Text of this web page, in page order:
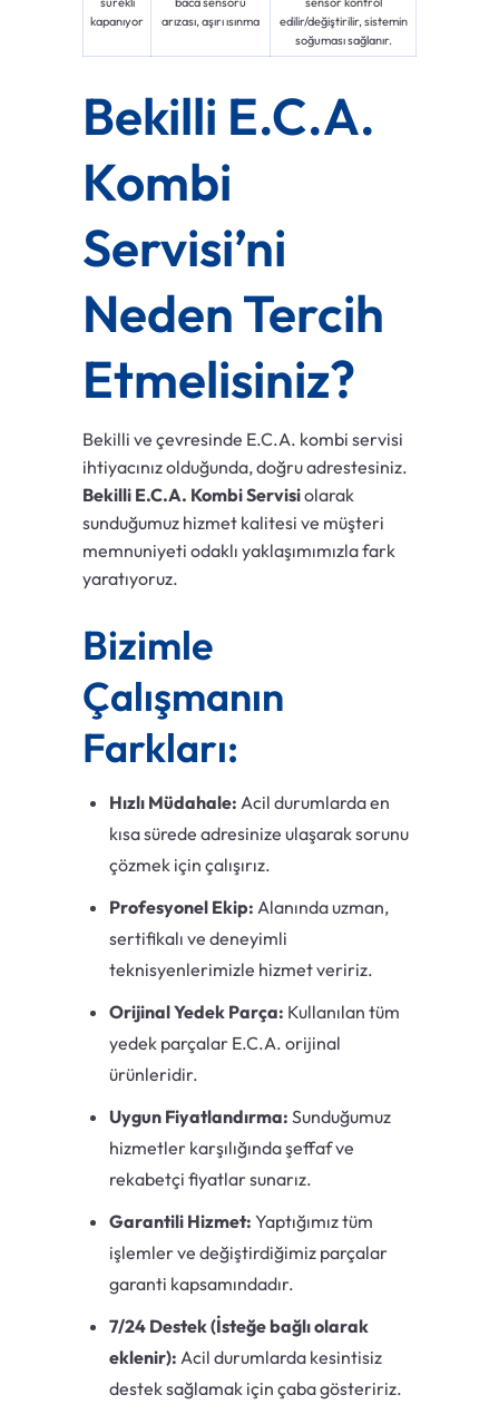
kapanıyor
arızası, aşırı ısınma
edilir/değiştirilir, sistemin
soğuması sağlanır.
Bekilli E.C.A.
Kombi
Servisi’ni
Neden Tercih
Etmelisiniz?
Bekilli ve çevresinde E.C.A. kombi servisi
ihtiyacınız olduğunda, doğru adrestesiniz.
Bekilli E.C.A. Kombi Servisiolarak
sunduğumuz hizmet kalitesi ve müşteri
memnuniyeti odaklı yaklaşımımızla fark
yaratıyoruz.
Bizimle
Çalışmanın
Farkları:
Hızlı Müdahale: Acil durumlarda en
kısa sürede adresinize ulaşarak sorunu
çözmek için çalışırız.
Profesyonel Ekip: Alanında uzman,
sertifikalı ve deneyimli
teknisyenlerimizle hizmet veririz.
Orijinal Yedek Parça: Kullanılan tüm
yedek parçalar E.C.A. orijinal
ürünleridir.
Uygun Fiyatlandırma: Sunduğumuz
hizmetler karşılığında şeffaf ve
rekabetçi fiyatlar sunarız.
Garantili Hizmet: Yaptığımız tüm
işlemler ve değiştirdiğimiz parçalar
garanti kapsamındadır.
7/24 Destek (İsteğe bağlı olarak
eklenir): Acil durumlarda kesintisiz
destek sağlamak için çaba gösteririz.